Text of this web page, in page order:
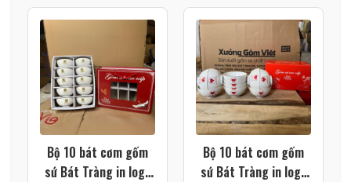
Bộ 10 bát cơm gốm
sứ Bát Tràng in logo
Bộ 10 bát cơm gốm
sứ Bát Tràng in logo